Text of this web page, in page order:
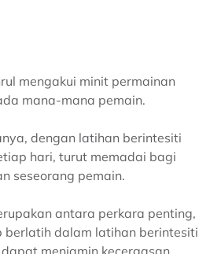
mengakui minit permainan
mana-mana pemain.
dengan latihan berintesiti
hari, turut memadai bagi
seseorang pemain.
antara perkara penting,
dalam latihan berintesiti